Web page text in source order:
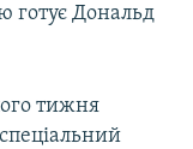
готує Дональд
тижня